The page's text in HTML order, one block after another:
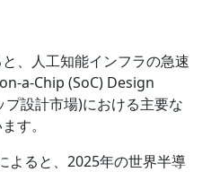
、人工知能インフラの急速
a-Chip (SoC) Design
設計市場)における主要な
す。
よると、2025年の世界半導